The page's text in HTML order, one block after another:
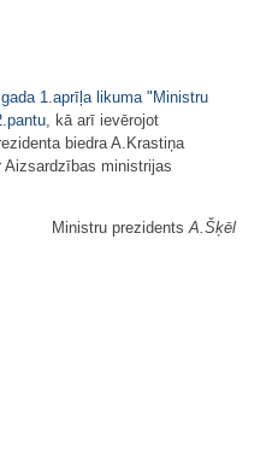
1.aprīļa likuma "Ministru
, kā arī ievērojot
biedra A.Krastiņa
ministrijas
Ministru prezidentsA.Šķēl